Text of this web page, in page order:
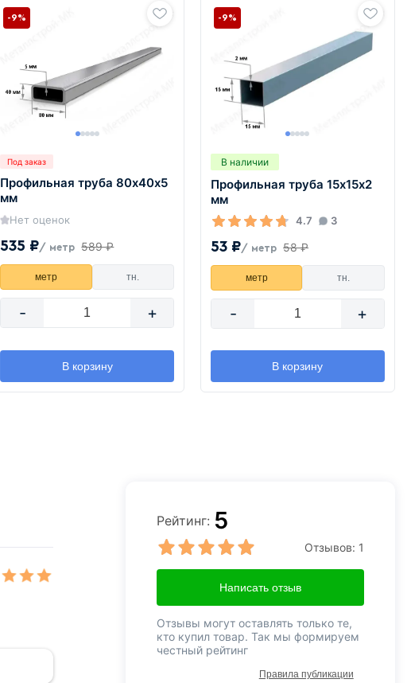
Под заказ
Профильная труба 80х40х5
мм
Нет оценок
535 ₽/ метр 589 ₽
-9%
метр тн.
- +
В корзину
В наличии
Профильная труба 15х15х2
мм
4.7 3
53 ₽/ метр 58 ₽
-9%
метр тн.
- +
В корзину
Рейтинг: 5
Отзывов: 1
Написать отзыв
Отзывы могут оставлять только те,
кто купил товар. Так мы формируем
честный рейтинг
Правила публикации